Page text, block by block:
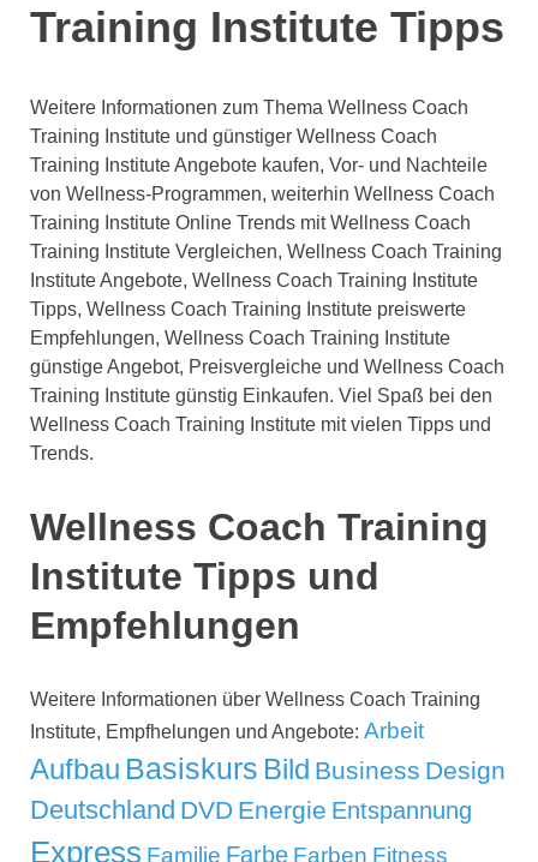
Training Institute Tipps
Weitere Informationen zum Thema Wellness Coach
Training Institute und günstiger Wellness Coach
Training Institute Angebote kaufen, Vor- und Nachteile
von Wellness-Programmen, weiterhin Wellness Coach
Training Institute Online Trends mit Wellness Coach
Training Institute Vergleichen, Wellness Coach Training
Institute Angebote, Wellness Coach Training Institute
Tipps, Wellness Coach Training Institute preiswerte
Empfehlungen, Wellness Coach Training Institute
günstige Angebot, Preisvergleiche und Wellness Coach
Training Institute günstig Einkaufen. Viel Spaß bei den
Wellness Coach Training Institute mit vielen Tipps und
Trends.
Wellness Coach Training
Institute Tipps und
Empfehlungen
Weitere Informationen über Wellness Coach Training
Institute, Empfhelungen und Angebote: Arbeit
Aufbau Basiskurs Bild Business Design
Deutschland DVD Energie Entspannung
Express Familie Farbe Farben Fitness